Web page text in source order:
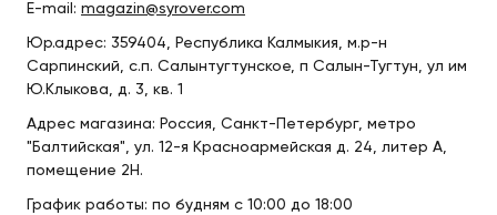
E-mail: magazin@syrover.com
Юр.адрес: 359404, Республика Калмыкия, м.р-н
Сарпинский, с.п. Салынтугтунское, п Салын-Тугтун, ул им
Ю.Клыкова, д. 3, кв. 1
Адрес магазина: Россия, Санкт-Петербург, метро
"Балтийская", ул. 12-я Красноармейская д. 24, литер А,
помещение 2Н.
График работы: по будням с 10:00 до 18:00